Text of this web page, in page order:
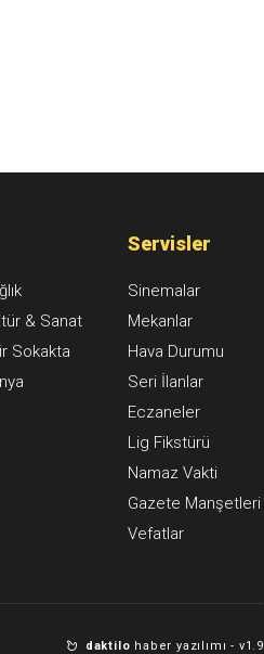
& Sanat
Sokakta
Servisler
Sinemalar
Mekanlar
Hava Durumu
Seri İlanlar
Eczaneler
Lig Fikstürü
Namaz Vakti
Gazete Manşetleri
Vefatlar
daktilo haber yazılımı - v1.9